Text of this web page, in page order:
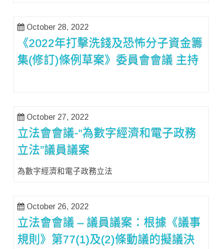
October 28, 2022
《2022年打擊洗錢及恐怖分子資金籌
集(修訂)條例草案》委員會會議 主持
October 27, 2022
立法會會議-“為數字經濟和電子政務
立法”議員議案
為數字經濟和電子政務立法
October 26, 2022
立法會會議 – 議員議案：根據《議事
規則》第77(1)及(2)條動議的擬議決